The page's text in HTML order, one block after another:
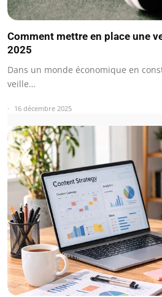
Comment mettre en place une
2025
Dans un monde économique en
veille…
16 décembre 2025